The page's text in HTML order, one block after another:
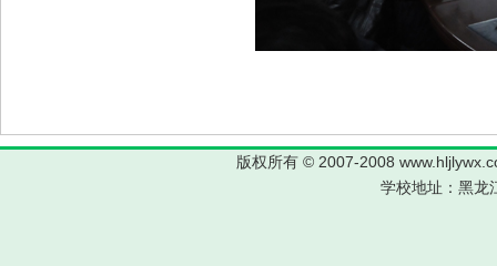
版权所有 © 2007-2008
学校地址：黑龙